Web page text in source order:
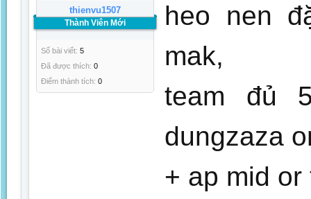
thienvu1507
Thành Viên Mới
Số bài viết: 5
Đã được thích: 0
Điểm thành tích: 0
heo nen
mak,
team đủ
dungzaza
+ ap mid